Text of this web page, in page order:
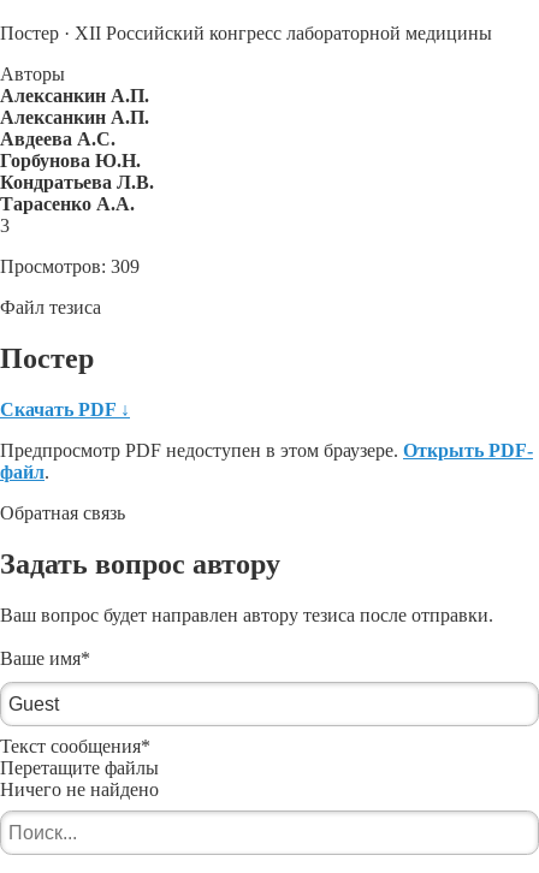
Постер · XII Российский конгресс лабораторной медицины
Авторы
Алексанкин А.П.
Алексанкин А.П.
Авдеева А.С.
Горбунова Ю.Н.
Кондратьева Л.В.
Тарасенко А.А.
3
Просмотров: 309
Файл тезиса
Постер
Скачать PDF ↓
Предпросмотр PDF недоступен в этом браузере. Открыть PDF-
файл.
Обратная связь
Задать вопрос автору
Ваш вопрос будет направлен автору тезиса после отправки.
Ваше имя*
Текст сообщения*
Перетащите файлы
Ничего не найдено